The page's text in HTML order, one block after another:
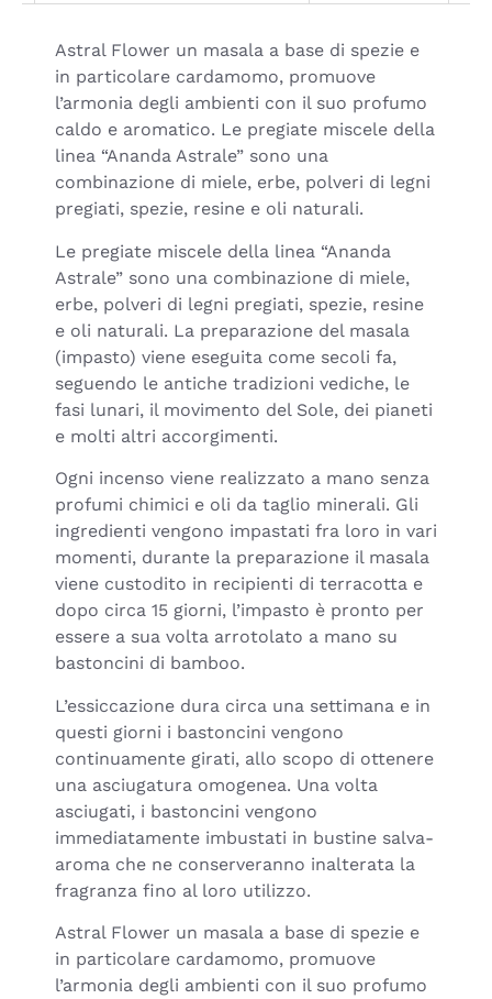
Astral Flower un masala a base di spezie e
in particolare cardamomo, promuove
l’armonia degli ambienti con il suo profumo
caldo e aromatico. Le pregiate miscele della
linea “Ananda Astrale” sono una
combinazione di miele, erbe, polveri di legni
pregiati, spezie, resine e oli naturali.
Le pregiate miscele della linea “Ananda
Astrale” sono una combinazione di miele,
erbe, polveri di legni pregiati, spezie, resine
e oli naturali. La preparazione del masala
(impasto) viene eseguita come secoli fa,
seguendo le antiche tradizioni vediche, le
fasi lunari, il movimento del Sole, dei pianeti
e molti altri accorgimenti.
Ogni incenso viene realizzato a mano senza
profumi chimici e oli da taglio minerali. Gli
ingredienti vengono impastati fra loro in vari
momenti, durante la preparazione il masala
viene custodito in recipienti di terracotta e
dopo circa 15 giorni, l’impasto è pronto per
essere a sua volta arrotolato a mano su
bastoncini di bamboo.
L’essiccazione dura circa una settimana e in
questi giorni i bastoncini vengono
continuamente girati, allo scopo di ottenere
una asciugatura omogenea. Una volta
asciugati, i bastoncini vengono
immediatamente imbustati in bustine salva-
aroma che ne conserveranno inalterata la
fragranza fino al loro utilizzo.
Astral Flower un masala a base di spezie e
in particolare cardamomo, promuove
l’armonia degli ambienti con il suo profumo